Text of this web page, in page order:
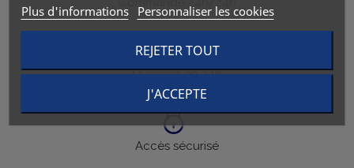
Livraison en 24h
Accès sécurisé
Plus d'informations Personnaliser les cookies
REJETER TOUT
J'ACCEPTE